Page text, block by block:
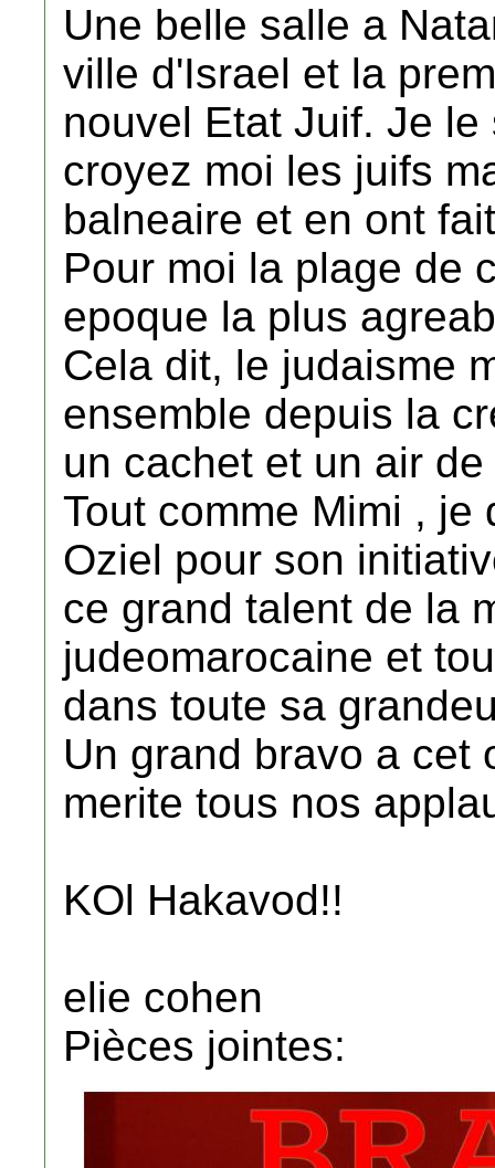
Une belle salle a
ville d'Israel et la
nouvel Etat Juif. Je
croyez moi les juifs
balneaire et en ont
Pour moi la plage de
epoque la plus
Cela dit, le judaisme
ensemble depuis la
un cachet et un air
Tout comme Mimi ,
Oziel pour son
ce grand talent de la
judeomarocaine et
dans toute sa
Un grand bravo a cet
merite tous nos
KOl Hakavod!!
elie cohen
Pièces jointes: